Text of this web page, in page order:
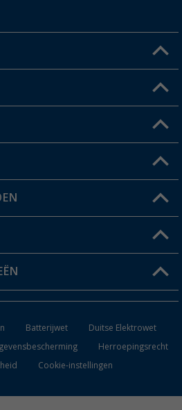
Batterijwet
Duitse Elektrowet
Herroepingsrecht
Cookie-instellingen